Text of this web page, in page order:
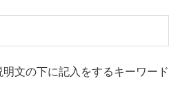
文の下に記入をするキーワード